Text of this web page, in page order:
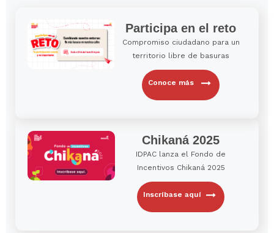
Participa en el reto
Compromiso ciudadano para un
territorio libre de basuras
Conoce más
Chikaná 2025
IDPAC lanza el Fondo de
Incentivos Chikaná 2025
Inscríbase aquí